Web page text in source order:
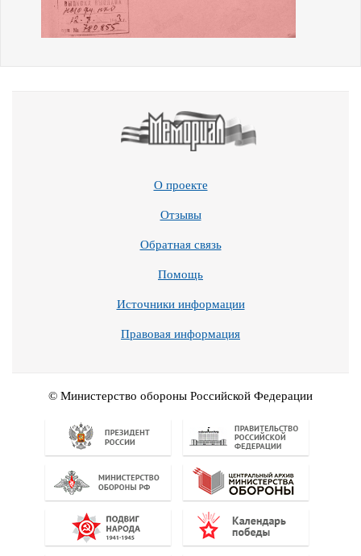
О проекте
Отзывы
Обратная связь
Помощь
Источники информации
Правовая информация
© Министерство обороны Российской Федерации